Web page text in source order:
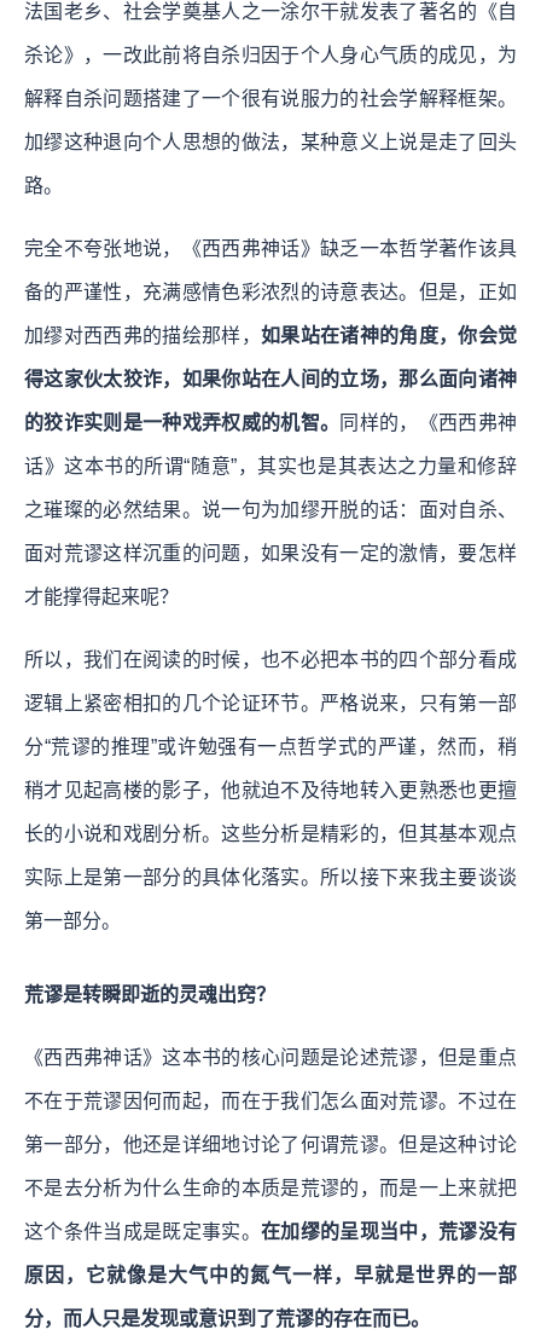
法国老乡、社会学奠基人之一涂尔干就发表了著名的《自
杀论》，一改此前将自杀归因于个人身心气质的成见，为
解释自杀问题搭建了一个很有说服力的社会学解释框架。
加缪这种退向个人思想的做法，某种意义上说是走了回头
路。
完全不夸张地说，《西西弗神话》缺乏一本哲学著作该具
备的严谨性，充满感情色彩浓烈的诗意表达。但是，正如
加缪对西西弗的描绘那样， 如果站在诸神的角度，你会觉
得这家伙太狡诈，如果你站在人间的立场，那么面向诸神
的狡诈实则是一种戏弄权威的机智。 同样的，《西西弗神
话》这本书的所谓“随意”，其实也是其表达之力量和修辞
之璀璨的必然结果。说一句为加缪开脱的话：面对自杀、
面对荒谬这样沉重的问题，如果没有一定的激情，要怎样
才能撑得起来呢？
所以，我们在阅读的时候，也不必把本书的四个部分看成
逻辑上紧密相扣的几个论证环节。严格说来，只有第一部
分“荒谬的推理”或许勉强有一点哲学式的严谨，然而，稍
稍才见起高楼的影子，他就迫不及待地转入更熟悉也更擅
长的小说和戏剧分析。这些分析是精彩的，但其基本观点
实际上是第一部分的具体化落实。所以接下来我主要谈谈
第一部分。
荒谬是转瞬即逝的灵魂出窍？
《西西弗神话》这本书的核心问题是论述荒谬，但是重点
不在于荒谬因何而起，而在于我们怎么面对荒谬。不过在
第一部分，他还是详细地讨论了何谓荒谬。但是这种讨论
不是去分析为什么生命的本质是荒谬的，而是一上来就把
这个条件当成是既定事实。 在加缪的呈现当中，荒谬没有
原因，它就像是大气中的氮气一样，早就是世界的一部
分，而人只是发现或意识到了荒谬的存在而已。